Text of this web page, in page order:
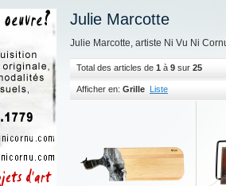
Julie Marcotte
Julie Marcotte, artiste Ni Vu Ni
Total des articles de 1 à 9 sur 25
Afficher en: Grille Liste